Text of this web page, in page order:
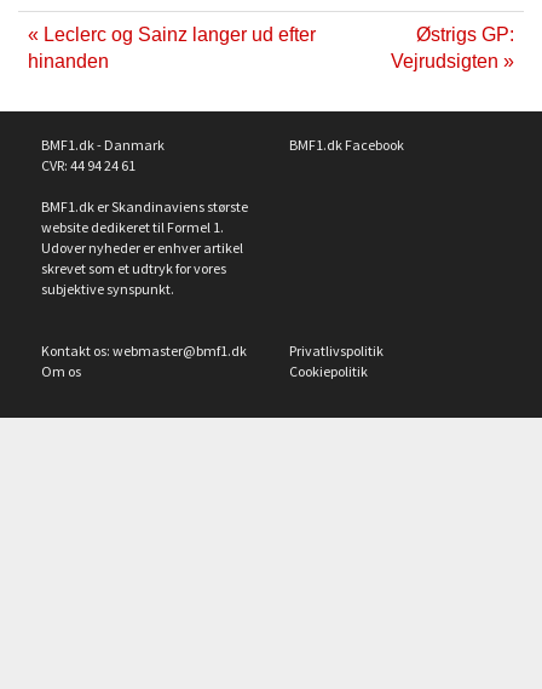
« Leclerc og Sainz langer ud efter
hinanden
Østrigs GP:
Vejrudsigten »
BMF1.dk - Danmark
CVR: 44 94 24 61
BMF1.dk er Skandinaviens største
website dedikeret til Formel 1.
Udover nyheder er enhver artikel
skrevet som et udtryk for vores
subjektive synspunkt.
BMF1.dk Facebook
Kontakt os: webmaster@bmf1.dk
Om os
Privatlivspolitik
Cookiepolitik